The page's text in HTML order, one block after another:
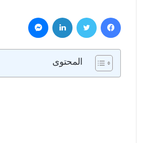
فيسبوك تويتر لينكدإن
المحتوى